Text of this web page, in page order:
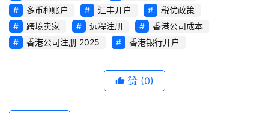
多币种账户
汇丰开户
税优政策
跨境卖家
远程注册
香港公司成本
香港公司注册 2025
香港银行开户
赞 (0)